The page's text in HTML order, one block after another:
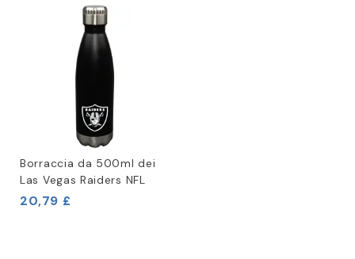
Borraccia da 500ml dei
Las Vegas Raiders NFL
20,79 £